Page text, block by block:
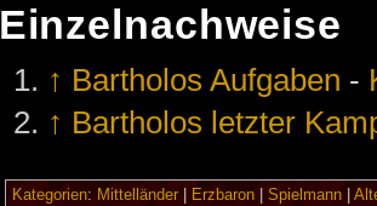
Einzelnachweise
↑ Bartholos Aufgaben -
↑ Bartholos letzter
Kategorien: Mittelländer| Erzbaron| Spielmann|